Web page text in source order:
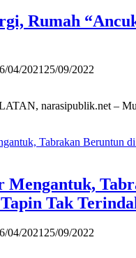
Rumah
04/2021 25/09/2022
narasipublik.net –
Mengantuk,
Tak
04/2021 25/09/2022